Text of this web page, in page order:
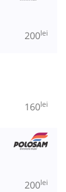
200lei
160lei
200lei